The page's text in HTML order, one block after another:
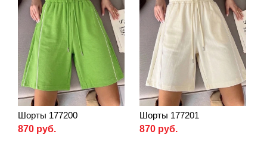
Шорты 177200
870 руб.
Шорты 177201
870 руб.